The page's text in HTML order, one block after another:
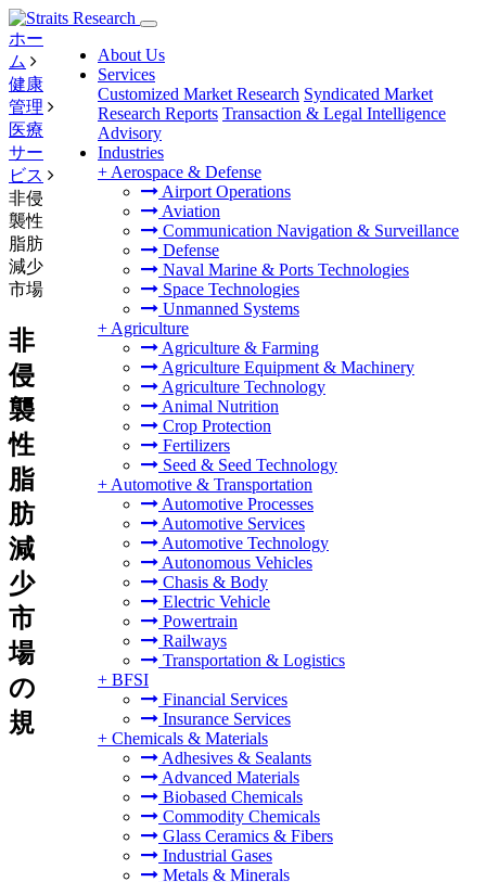
About Us
Services
Customized Market Research Syndicated Market
Research Reports Transaction & Legal Intelligence
Advisory
Industries
+ Aerospace & Defense
Airport Operations
Aviation
Communication Navigation & Surveillance
Defense
Naval Marine & Ports Technologies
Space Technologies
Unmanned Systems
+ Agriculture
Agriculture & Farming
Agriculture Equipment & Machinery
Agriculture Technology
Animal Nutrition
Crop Protection
Fertilizers
Seed & Seed Technology
+ Automotive & Transportation
Automotive Processes
Automotive Services
Automotive Technology
Autonomous Vehicles
Chasis & Body
Electric Vehicle
Powertrain
Railways
Transportation & Logistics
+ BFSI
Financial Services
Insurance Services
+ Chemicals & Materials
Adhesives & Sealants
Advanced Materials
Biobased Chemicals
Commodity Chemicals
Glass Ceramics & Fibers
Industrial Gases
Metals & Minerals
ホー
ム
健康
管理
医療
サー
ビス
非侵
襲性
脂肪
減少
市場
非
侵
襲
性
脂
肪
減
少
市
場
の
規